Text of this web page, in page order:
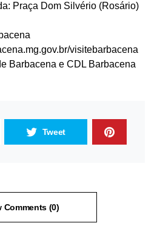
Praça Dom Silvério (Rosário)
visitebarbacena
Barbacena e CDL Barbacena
Tweet
Comments (0)